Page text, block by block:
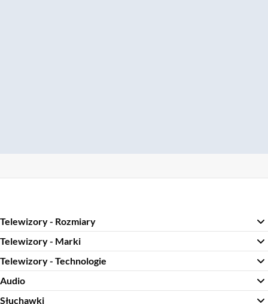
Telewizory - Rozmiary
Telewizory - Marki
Telewizory - Technologie
Audio
Słuchawki